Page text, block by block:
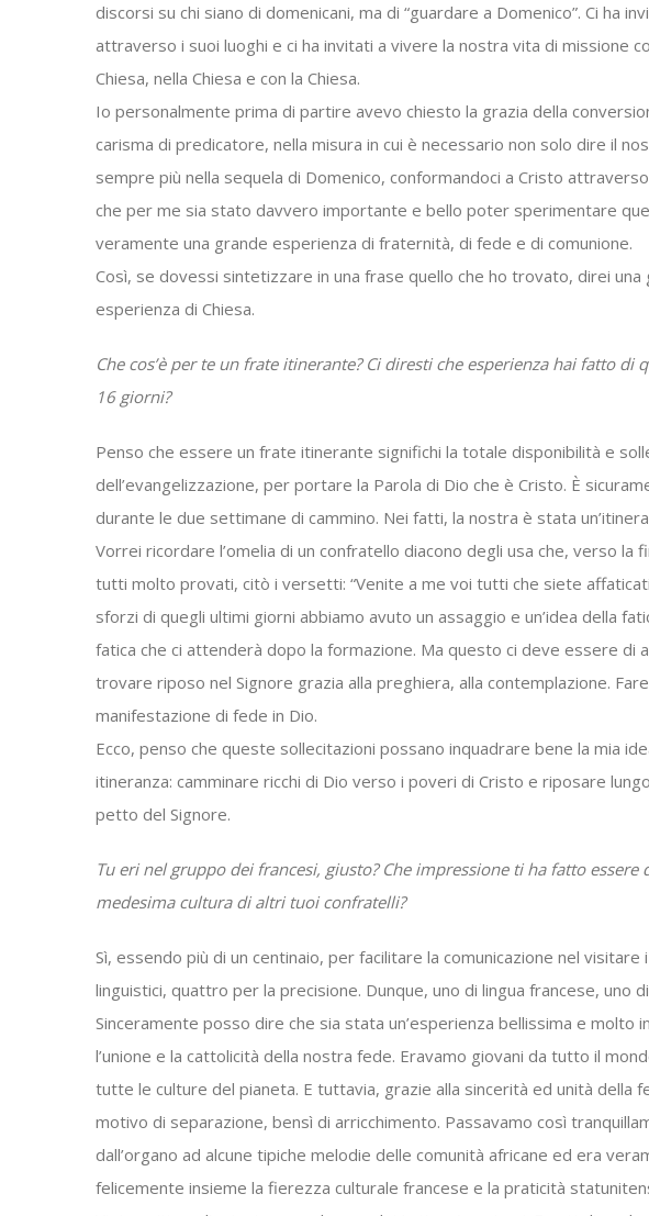
discorsi su chi siano di domenicani, ma di “guardare a Domenico”. Ci ha
attraverso i suoi luoghi e ci ha invitati a vivere la nostra vita di missione
Chiesa, nella Chiesa e con la Chiesa.
Io personalmente prima di partire avevo chiesto la grazia della
carisma di predicatore, nella misura in cui è necessario non solo dire il
sempre più nella sequela di Domenico, conformandoci a Cristo
che per me sia stato davvero importante e bello poter sperimentare
veramente una grande esperienza di fraternità, di fede e di comunione.
Così, se dovessi sintetizzare in una frase quello che ho trovato, direi
esperienza di Chiesa.
Che cos’è per te un frate itinerante? Ci diresti che esperienza hai fatto
16 giorni?
Penso che essere un frate itinerante significhi la totale disponibilità e
dell’evangelizzazione, per portare la Parola di Dio che è Cristo. È
durante le due settimane di cammino. Nei fatti, la nostra è stata
Vorrei ricordare l’omelia di un confratello diacono degli usa che, verso la
tutti molto provati, citò i versetti: “Venite a me voi tutti che siete
sforzi di quegli ultimi giorni abbiamo avuto un assaggio e un’idea della
fatica che ci attenderà dopo la formazione. Ma questo ci deve essere di
trovare riposo nel Signore grazia alla preghiera, alla contemplazione.
manifestazione di fede in Dio.
Ecco, penso che queste sollecitazioni possano inquadrare bene la mia
itineranza: camminare ricchi di Dio verso i poveri di Cristo e riposare
petto del Signore.
Tu eri nel gruppo dei francesi, giusto? Che impressione ti ha fatto
medesima cultura di altri tuoi confratelli?
Sì, essendo più di un centinaio, per facilitare la comunicazione nel
linguistici, quattro per la precisione. Dunque, uno di lingua francese, uno
Sinceramente posso dire che sia stata un’esperienza bellissima e molto
l’unione e la cattolicità della nostra fede. Eravamo giovani da tutto il
tutte le culture del pianeta. E tuttavia, grazie alla sincerità ed unità della
motivo di separazione, bensì di arricchimento. Passavamo così
dall’organo ad alcune tipiche melodie delle comunità africane ed era
felicemente insieme la fierezza culturale francese e la praticità